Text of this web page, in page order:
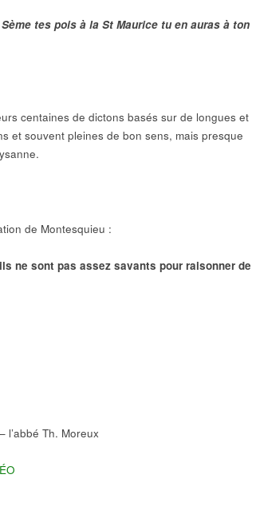
Sème tes pois à la St Maurice tu en auras à ton
centaines de dictons basés sur de longues et
et souvent pleines de bon sens, mais presque
de Montesquieu :
ne sont pas assez savants pour raisonner de
l’abbé Th. Moreux